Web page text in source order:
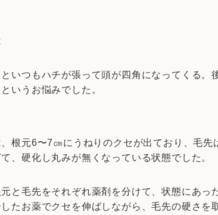
といつもハチが張って頭が四角になってくる。
いうお悩みでした。
根元6〜7㎝にうねりのクセが出ており、毛先
、硬化し丸みが無くなっている状態でした。
と毛先をそれぞれ薬剤を分けて、状態にあっ
たお薬でクセを伸ばしながら、毛先の硬さを